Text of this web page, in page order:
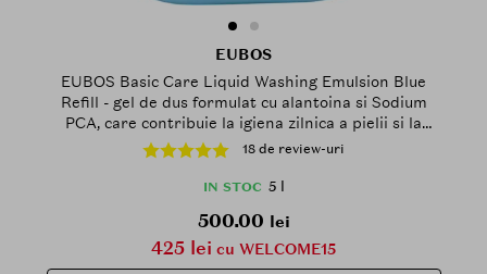
EUBOS
EUBOS Basic Care Liquid Washing Emulsion Blue
Refill - gel de dus formulat cu alantoina si Sodium
PCA, care contribuie la igiena zilnica a pielii si la
metinerea echilibrului fiziologic, ca alternativa la
sapun, pentru pielea sensibila sau cu intoleranta la
sapun - 5 L
18 de review-uri
IN STOC 5 l
500.00 lei
425 lei cu WELCOME15